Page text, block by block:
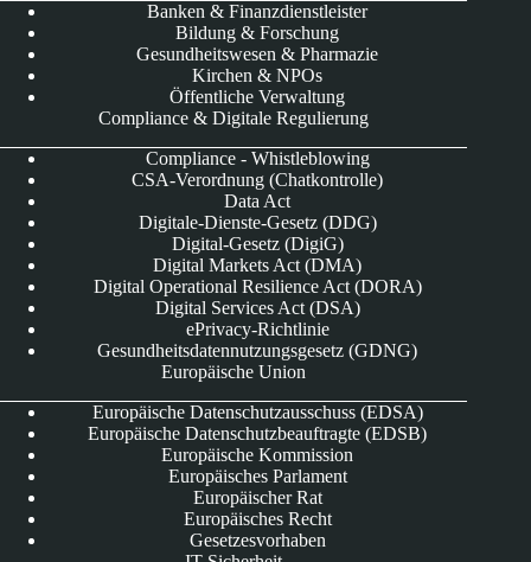
Banken & Finanzdienstleister
Bildung & Forschung
Gesundheitswesen & Pharmazie
Kirchen & NPOs
Öffentliche Verwaltung
Compliance & Digitale Regulierung
Compliance - Whistleblowing
CSA-Verordnung (Chatkontrolle)
Data Act
Digitale-Dienste-Gesetz (DDG)
Digital-Gesetz (DigiG)
Digital Markets Act (DMA)
Digital Operational Resilience Act (DORA)
Digital Services Act (DSA)
ePrivacy-Richtlinie
Gesundheitsdatennutzungsgesetz (GDNG)
Europäische Union
Europäische Datenschutzausschuss (EDSA)
Europäische Datenschutzbeauftragte (EDSB)
Europäische Kommission
Europäisches Parlament
Europäischer Rat
Europäisches Recht
Gesetzesvorhaben